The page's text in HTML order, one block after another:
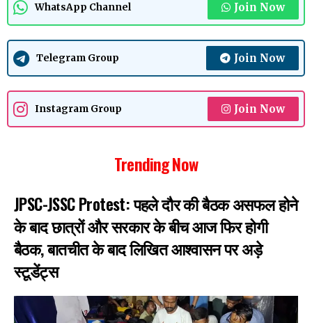
WhatsApp Channel Join Now
Telegram Group Join Now
Instagram Group Join Now
Trending Now
JPSC-JSSC Protest: पहले दौर की बैठक असफल होने
के बाद छात्रों और सरकार के बीच आज फिर होगी
बैठक, बातचीत के बाद लिखित आश्वासन पर अड़े
स्टूडेंट्स